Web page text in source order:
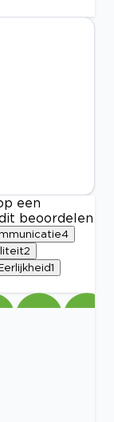
een
beoordelen
4
2
1